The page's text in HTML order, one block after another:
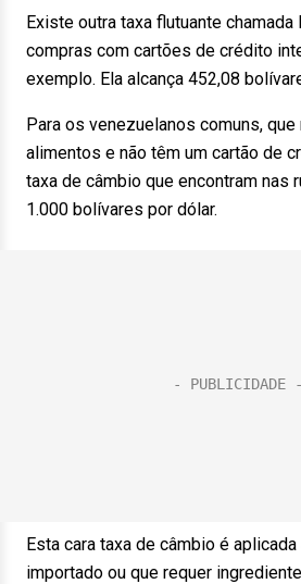
Existe outra taxa flutuante chamada
compras com cartões de crédito
exemplo. Ela alcança 452,08
Para os venezuelanos comuns,
alimentos e não têm um cartão de
taxa de câmbio que encontram nas
1.000 bolívares por dólar.
Esta cara taxa de câmbio é
importado ou que requer